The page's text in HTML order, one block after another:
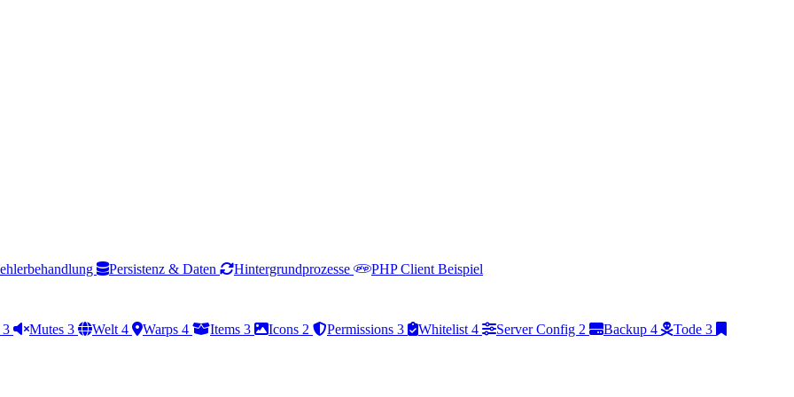
Persistenz & Daten Hintergrundprozesse
PHP Client Beispiel
3 Mutes 3 Welt 4 Warps 4 Items 3 Icons 2 Permissions 3 Whitelist 4 Server Config 2 Backup 4 Tode 3